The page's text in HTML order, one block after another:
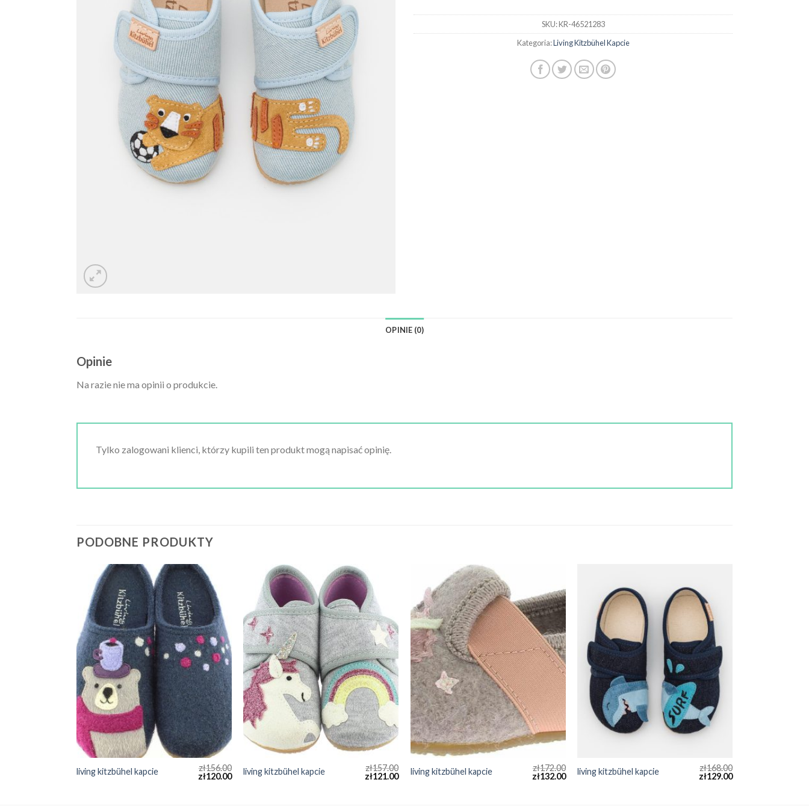
SKU:KR-46521283
Kategoria:Living Kitzbühel Kapcie
OPINIE (0)
Opinie
Na razie nie ma opinii o produkcie.
Tylko zalogowani klienci, którzy kupili ten produkt mogą napisać opinię.
PODOBNE PRODUKTY
living kitzbühel kapcie zł156.00
zł120.00 living kitzbühel kapcie zł157.00
zł121.00 living kitzbühel kapcie zł172.00
zł132.00 living kitzbühel kapcie zł168.00
zł129.00